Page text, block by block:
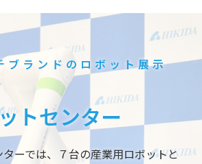
ブランドのロボット展示
トセンター
ーでは、７台の産業用ロボットと